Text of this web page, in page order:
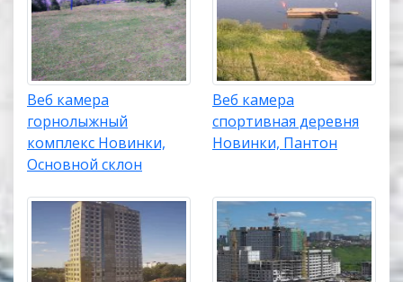
Веб камера
горнолыжный
комплекс Новинки,
Основной склон
Веб камера
спортивная деревня
Новинки, Пантон